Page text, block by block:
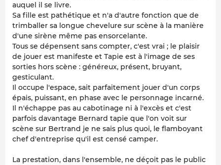
auquel il se livre.
Sa fille est pathétique et n'a d'autre fonction que de
trimballer sa longue chevelure sur scène à la manière
d'une sirène même pas ensorcelante.
Tous se dépensent sans compter, c'est vrai ; le plaisir
de jouer est manifeste et Tapie est à l'image de ses
sorties hors scène : généreux, présent, bruyant,
gesticulant.
Il occupe l'espace, sait parfaitement jouer d'un corps
épais, puissant, en phase avec le personnage incarné.
Il n'échappe pas au cabotinage ni à l'excès et c'est
parfois davantage Bernard tapie que l'on voit sur
scène sur Bertrand je ne sais plus quoi, le flamboyant
chef d'entreprise qu'il est censé camper.
La prestation, dans l'ensemble, ne déçoit pas le public